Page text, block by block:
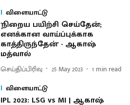
விளையாட்டு
'நிறைய பயிற்சி செய்தேன்;
எனக்கான வாய்ப்புக்காக
காத்திருந்தேன்' - ஆகாஷ்
மத்வால்
செய்திப்பிரிவு 25 May 2023 1 min read
விளையாட்டு
IPL 2023: LSG vs MI | ஆகாஷ்